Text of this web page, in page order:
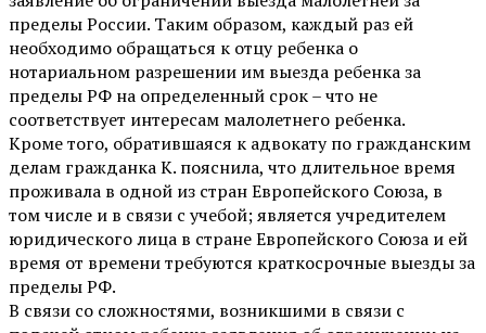
пределы России. Таким образом, каждый раз ей
необходимо обращаться к отцу ребенка о
нотариальном разрешении им выезда ребенка за
пределы РФ на определенный срок – что не
соответствует интересам малолетнего ребенка.
Кроме того, обратившаяся к адвокату по гражданским
делам гражданка К. пояснила, что длительное время
проживала в одной из стран Европейского Союза, в
том числе и в связи с учебой; является учредителем
юридического лица в стране Европейского Союза и ей
время от времени требуются краткосрочные выезды за
пределы РФ.
В связи со сложностями, возникшими в связи с